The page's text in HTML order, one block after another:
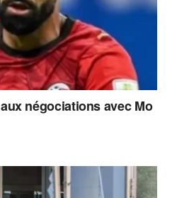
négociations avec Mo